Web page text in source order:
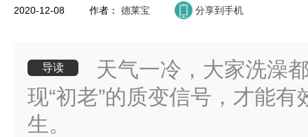
2020-12-08 作者： 德莱宝 分享到手机
导读
天气一冷，大家洗澡
现“初老”的质变信号，才能
生。